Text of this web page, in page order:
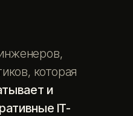
которая
и
IT-